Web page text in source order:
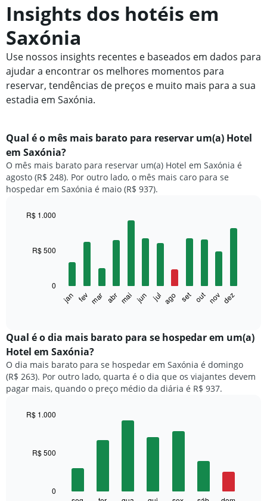
Insights dos hotéis em
Saxónia
Use nossos insights recentes e baseados em dados para
ajudar a encontrar os melhores momentos para
reservar, tendências de preços e muito mais para a sua
estadia em Saxónia.
Qual é o mês mais barato para reservar um(a) Hotel
em Saxónia?
O mês mais barato para reservar um(a) Hotel em Saxónia é
agosto (R$ 248). Por outro lado, o mês mais caro para se
hospedar em Saxónia é maio (R$ 937).
with
exibe
o
preço
médio
de
um
gráfico
jan fev mar abr mai jun jul ago set out nov dez
0
R$ 500
R$ 1.000
Qual é o dia mais barato para se hospedar em um(a)
Hotel em Saxónia?
O dia mais barato para se hospedar em Saxónia é domingo
(R$ 263). Por outro lado, quarta é o dia que os viajantes devem
pagar mais, quando o preço médio da diária é R$ 937.
0
R$ 500
R$ 1.000